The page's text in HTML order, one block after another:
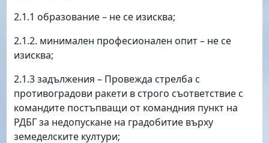
2.1.1 образование – не се изисква;
2.1.2. минимален професионален опит – не се
изисква;
2.1.3 задължения – Провежда стрелба с
противоградови ракети в строго съответствие с
командите постъпващи от командния пункт на
РДБГ за недопускане на градобитие върху
земеделските култури;